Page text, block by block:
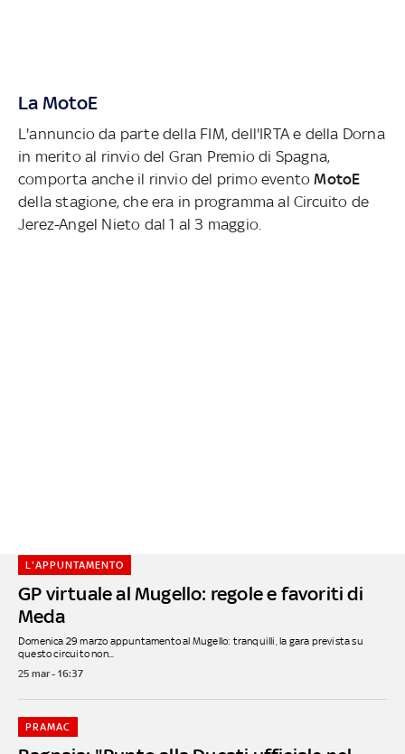
La MotoE
L'annuncio da parte della FIM, dell'IRTA e della Dorna
in merito al rinvio del Gran Premio di Spagna,
comporta anche il rinvio del primo eventoMotoE
della stagione, che era in programma al Circuito de
Jerez-Angel Nieto dal 1 al 3 maggio.
GP virtuale al Mugello: regole e favoriti di
Meda
L'APPUNTAMENTO
Domenica 29 marzo appuntamento al Mugello: tranquilli, la gara prevista su
questo circuito non...
25 mar - 16:37
PRAMAC